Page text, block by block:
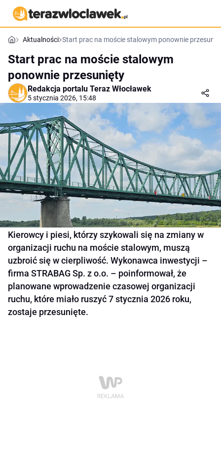
Aktualności Start prac na moście stalowym ponownie
Start prac na moście stalowym
ponownie przesunięty
Redakcja portalu Teraz Włocławek
5 stycznia 2026, 15:48
Kierowcy i piesi, którzy szykowali się na zmiany w
organizacji ruchu na moście stalowym, muszą
uzbroić się w cierpliwość. Wykonawca inwestycji –
firma STRABAG Sp. z o.o. – poinformował, że
planowane wprowadzenie czasowej organizacji
ruchu, które miało ruszyć 7 stycznia 2026 roku,
zostaje przesunięte.